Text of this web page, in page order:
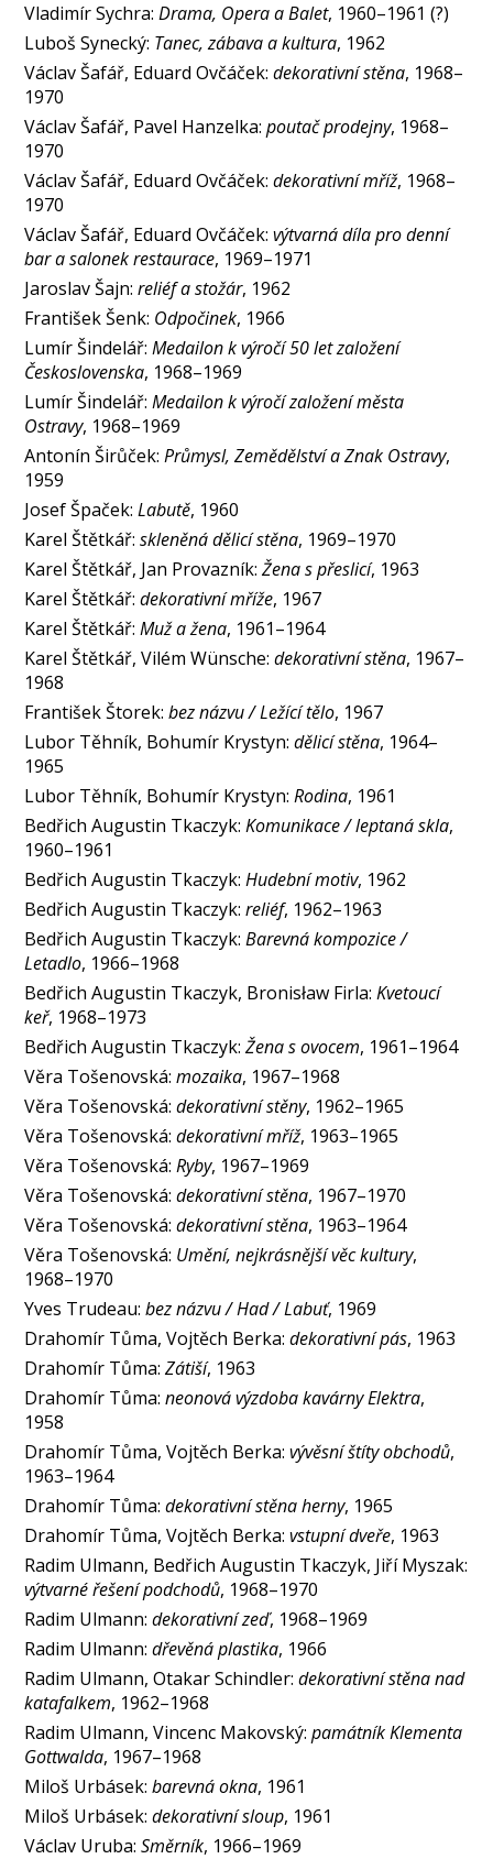
Vladimír Sychra:Drama, Opera a Balet, 1960–1961 (?)
Luboš Synecký: Tanec, zábava a kultura, 1962
Václav Šafář, Eduard Ovčáček:dekorativní stěna, 1968–
1970
Václav Šafář, Pavel Hanzelka:poutač prodejny, 1968–
1970
Václav Šafář, Eduard Ovčáček:dekorativní mříž, 1968–
1970
Václav Šafář, Eduard Ovčáček:výtvarná díla pro denní
bar a salonek restaurace, 1969–1971
Jaroslav Šajn:reliéf a stožár, 1962
František Šenk: Odpočinek, 1966
Lumír Šindelář:Medailon k výročí 50 let založení
Československa, 1968–1969
Lumír Šindelář:Medailon k výročí založení města
Ostravy, 1968–1969
Antonín Širůček:Průmysl, Zemědělství a Znak Ostravy,
1959
Josef Špaček:Labutě, 1960
Karel Štětkář:skleněná dělicí stěna, 1969–1970
Karel Štětkář, Jan Provazník:Žena s přeslicí, 1963
Karel Štětkář:dekorativní mříže, 1967
Karel Štětkář:Muž a žena, 1961–1964
Karel Štětkář, Vilém Wünsche:dekorativní stěna, 1967–
1968
František Štorek:bez názvu / Ležící tělo, 1967
Lubor Těhník, Bohumír Krystyn:dělicí stěna, 1964–
1965
Lubor Těhník, Bohumír Krystyn:Rodina, 1961
Bedřich Augustin Tkaczyk:Komunikace / leptaná skla,
1960–1961
Bedřich Augustin Tkaczyk:Hudební motiv, 1962
Bedřich Augustin Tkaczyk:reliéf, 1962–1963
Bedřich Augustin Tkaczyk:Barevná kompozice /
Letadlo, 1966–1968
Bedřich Augustin Tkaczyk, Bronisław Firla:Kvetoucí
keř, 1968–1973
Bedřich Augustin Tkaczyk:Žena s ovocem, 1961–1964
Věra Tošenovská:mozaika, 1967–1968
Věra Tošenovská:dekorativní stěny, 1962–1965
Věra Tošenovská:dekorativní mříž, 1963–1965
Věra Tošenovská:Ryby, 1967–1969
Věra Tošenovská:dekorativní stěna, 1967–1970
Věra Tošenovská:dekorativní stěna, 1963–1964
Věra Tošenovská: Umění, nejkrásnější věc kultury,
1968–1970
Yves Trudeau:bez názvu / Had / Labuť, 1969
Drahomír Tůma, Vojtěch Berka:dekorativní pás, 1963
Drahomír Tůma:Zátiší, 1963
Drahomír Tůma:neonová výzdoba kavárny Elektra,
1958
Drahomír Tůma, Vojtěch Berka:vývěsní štíty obchodů,
1963–1964
Drahomír Tůma:dekorativní stěna herny, 1965
Drahomír Tůma, Vojtěch Berka:vstupní dveře, 1963
Radim Ulmann, Bedřich Augustin Tkaczyk, Jiří Myszak:
výtvarné řešení podchodů, 1968–1970
Radim Ulmann:dekorativní zeď, 1968–1969
Radim Ulmann:dřevěná plastika, 1966
Radim Ulmann, Otakar Schindler:dekorativní stěna nad
katafalkem, 1962–1968
Radim Ulmann, Vincenc Makovský:památník Klementa
Gottwalda, 1967–1968
Miloš Urbásek:barevná okna, 1961
Miloš Urbásek:dekorativní sloup, 1961
Václav Uruba:Směrník, 1966–1969